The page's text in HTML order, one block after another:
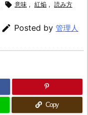
 意味 , 紅焔 , 読み方
 Posted by 管理人
Copy